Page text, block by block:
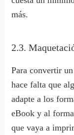
más.
2.3.
Para convertir
hace falta que
adapte a los
eBook y al
que vaya a